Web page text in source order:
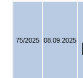
75/2025 08.09.2025